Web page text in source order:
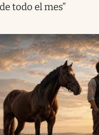
todo el mes”